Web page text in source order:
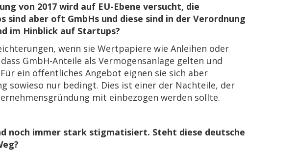
von 2017 wird auf EU-Ebene versucht, die
aber oft GmbHs und diese sind in der Verordnung
im Hinblick auf Startups?
wenn sie Wertpapiere wie Anleihen oder
GmbH-Anteile als Vermögensanlage gelten und
ein öffentliches Angebot eignen sie sich aber
sowieso nur bedingt. Dies ist einer der Nachteile, der
mit einbezogen werden sollte.
noch immer stark stigmatisiert. Steht diese deutsche